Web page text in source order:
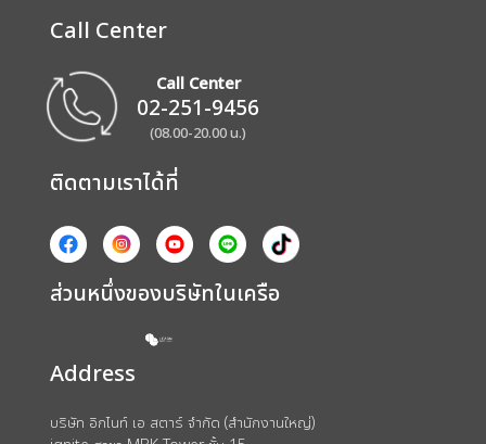
Call Center
Call Center
02-251-9456
(08.00-20.00 น.)
ติดตามเราได้ที่
ส่วนหนึ่งของบริษัทในเครือ
Address
บริษัท อิกไนท์ เอ สตาร์ จำกัด (สำนักงานใหญ่)